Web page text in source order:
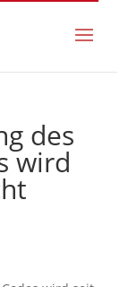
des
wird